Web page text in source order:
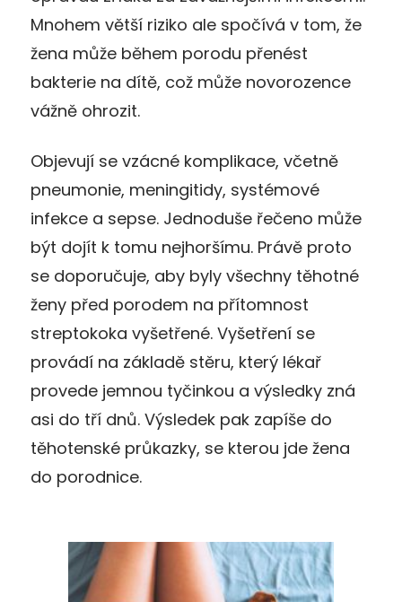
Mnohem větší riziko ale spočívá v tom, že
žena může během porodu přenést
bakterie na dítě, což může novorozence
vážně ohrozit.
Objevují se vzácné komplikace, včetně
pneumonie, meningitidy, systémové
infekce a sepse. Jednoduše řečeno může
být dojít k tomu nejhoršímu. Právě proto
se doporučuje, aby byly všechny těhotné
ženy před porodem na přítomnost
streptokoka vyšetřené. Vyšetření se
provádí na základě stěru, který lékař
provede jemnou tyčinkou a výsledky zná
asi do tří dnů. Výsledek pak zapíše do
těhotenské průkazky, se kterou jde žena
do porodnice.